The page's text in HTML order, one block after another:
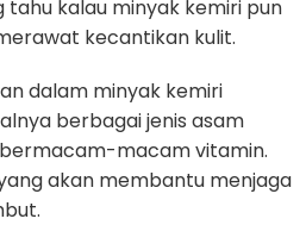
tahu kalau minyak kemiri pun
kecantikan kulit.
dalam minyak kemiri
berbagai jenis asam
macam vitamin.
akan membantu menjaga